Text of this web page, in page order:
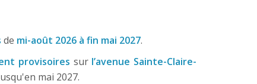
de mi-août 2026 à fin mai 2027.
provisoires sur l’avenue Sainte-Claire-
mai 2027.